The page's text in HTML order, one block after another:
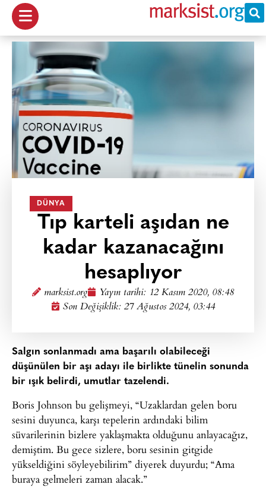
DÜNYA
Tıp karteli aşıdan ne
kadar kazanacağını
hesaplıyor
marksist.org Yayın tarihi: 12 Kasım 2020, 08:48
Son Değişiklik: 27 Ağustos 2024, 03:44
Salgın sonlanmadı ama başarılı olabileceği
düşünülen bir aşı adayı ile birlikte tünelin sonunda
bir ışık belirdi, umutlar tazelendi.
Boris Johnson bu gelişmeyi, “Uzaklardan gelen boru
sesini duyunca, karşı tepelerin ardındaki bilim
süvarilerinin bizlere yaklaşmakta olduğunu anlayacağız,
demiştim. Bu gece sizlere, boru sesinin gitgide
yükseldiğini söyleyebilirim” diyerek duyurdu; “Ama
buraya gelmeleri zaman alacak.”